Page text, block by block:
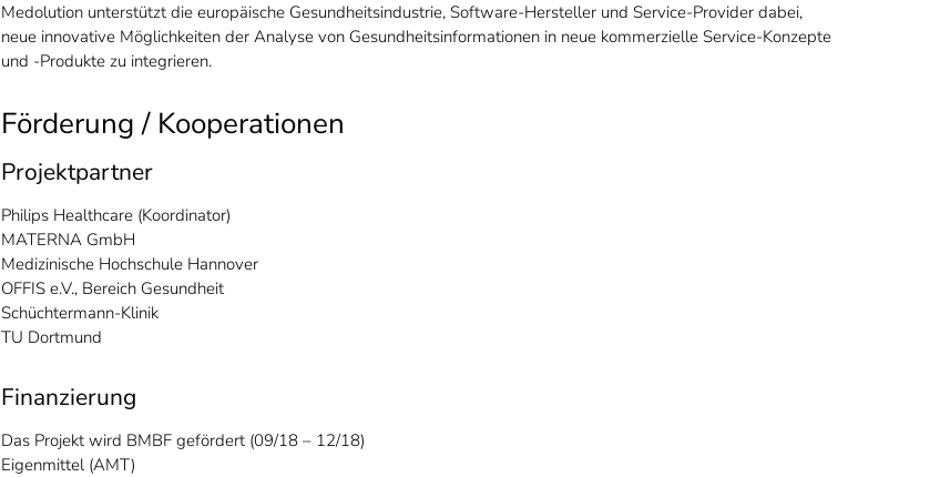
Medolution unterstützt die europäische Gesundheitsindustrie, Software-Hersteller und Service-Provider dabei,
neue innovative Möglichkeiten der Analyse von Gesundheitsinformationen in neue kommerzielle Service-Konzepte
und -Produkte zu integrieren.
Förderung / Kooperationen
Projektpartner
Philips Healthcare (Koordinator)
MATERNA GmbH
Medizinische Hochschule Hannover
OFFIS e.V., Bereich Gesundheit
Schüchtermann-Klinik
TU Dortmund
Finanzierung
Das Projekt wird BMBF gefördert (09/18 – 12/18)
Eigenmittel (AMT)